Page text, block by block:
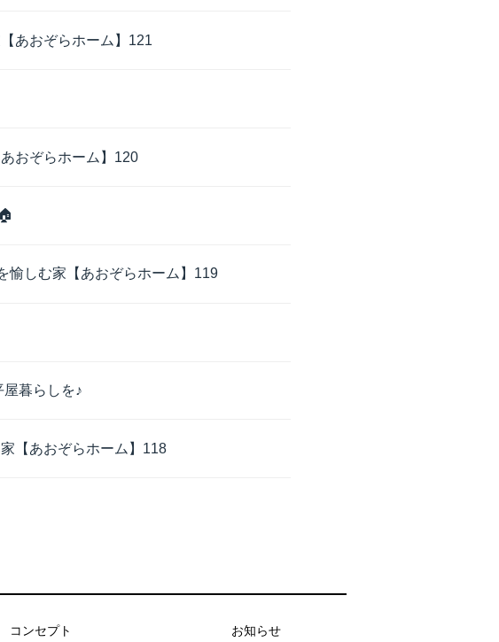
あおぞらホーム】121
おぞらホーム】120
愉しむ家【あおぞらホーム】119
屋暮らしを♪
【あおぞらホーム】118
コンセプト お知らせ